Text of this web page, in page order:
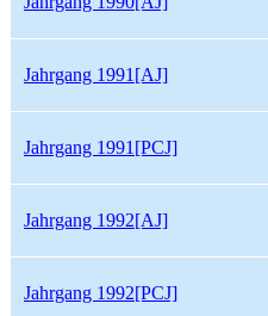
Jahrgang 1991[AJ]
Jahrgang 1991[PCJ]
Jahrgang 1992[AJ]
Jahrgang 1992[PCJ]